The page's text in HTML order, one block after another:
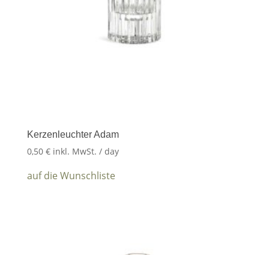
Kerzenleuchter Adam
0,50 € inkl. MwSt. / day
auf die Wunschliste